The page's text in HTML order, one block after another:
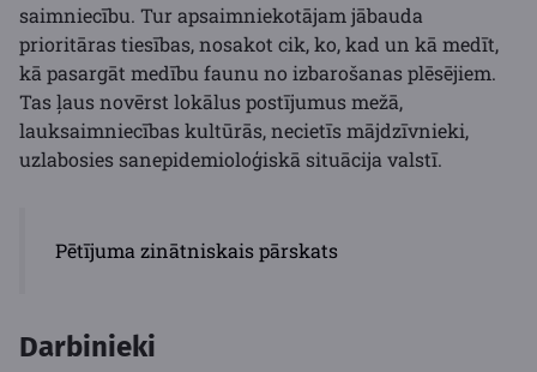
saimniecību. Tur apsaimniekotājam jābauda
prioritāras tiesības, nosakot cik, ko, kad un kā medīt,
kā pasargāt medību faunu no izbarošanas plēsējiem.
Tas ļaus novērst lokālus postījumus mežā,
lauksaimniecības kultūrās, necietīs mājdzīvnieki,
uzlabosies sanepidemioloģiskā situācija valstī.
Pētījuma zinātniskais pārskats
Darbinieki